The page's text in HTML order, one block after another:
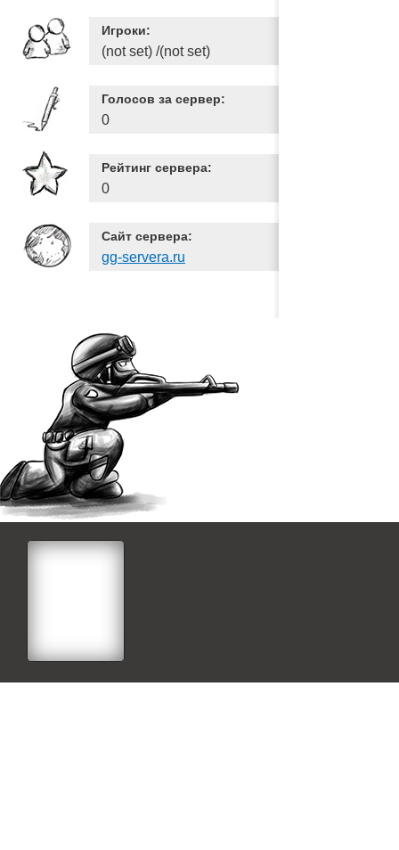
Игроки:
(not set) /(not set)
Голосов за сервер:
0
Рейтинг сервера:
0
Сайт сервера:
gg-servera.ru